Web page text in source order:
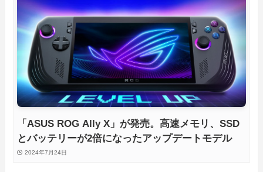
「ASUS ROG Ally X」が発売。高速メモリ、SSD
とバッテリーが2倍になったアップデートモデル
2024年7月24日